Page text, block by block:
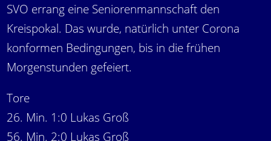
SVO errang eine Seniorenmannschaft den
Kreispokal. Das wurde, natürlich unter Corona
konformen Bedingungen, bis in die frühen
Morgenstunden gefeiert.
Tore
26. Min. 1:0 Lukas Groß
56. Min. 2:0 Lukas Groß